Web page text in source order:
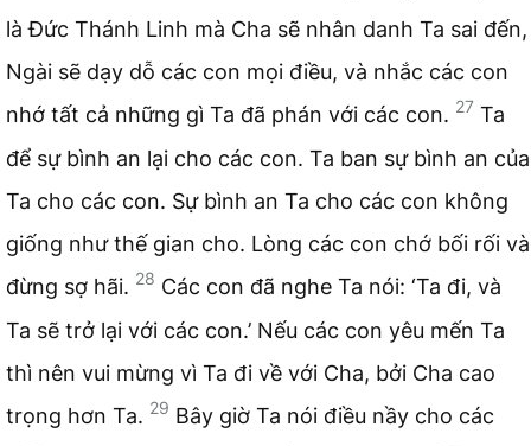
là Đức Thánh Linh mà Cha sẽ nhân danh Ta sai đến,
Ngài sẽ dạy dỗ các con mọi điều, và nhắc các con
nhớ tất cả những gì Ta đã phán với các con. 27 Ta
để sự bình an lại cho các con. Ta ban sự bình an của
Ta cho các con. Sự bình an Ta cho các con không
giống như thế gian cho. Lòng các con chớ bối rối và
đừng sợ hãi. 28 Các con đã nghe Ta nói: ‘Ta đi, và
Ta sẽ trở lại với các con.’ Nếu các con yêu mến Ta
thì nên vui mừng vì Ta đi về với Cha, bởi Cha cao
trọng hơn Ta. 29 Bây giờ Ta nói điều nầy cho các